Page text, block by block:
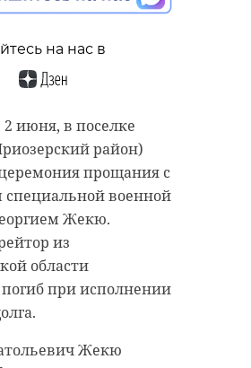
на нас в
июня, в поселке
район)
церемония прощания с
специальной военной
Жекю.
из
области
погиб при исполнении
Жекю
на нас в
2 июня, в Тихвине в
путь проводили
специальной военной
Сергея Хихича, который
в ноябре 2024 года. Его
под залпы почетного
сообщила пресс-служба
на нас в
кинофестиваль
и кино", который
в Гатчине, объявил шорт-
конкурсной программы.
смотра станут
анимационные